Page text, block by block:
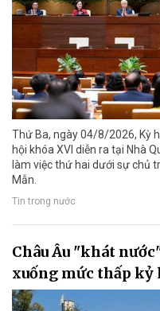
Thứ Ba, ngày 04/8/2026, Kỳ
hội khóa XVI diễn ra tại Nhà
làm việc thứ hai dưới sự chủ
Mẫn.
Tin trong nước
Châu Âu "khát
xuống mức thấp kỷ